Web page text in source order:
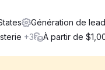
Génération de
+3 À partir de